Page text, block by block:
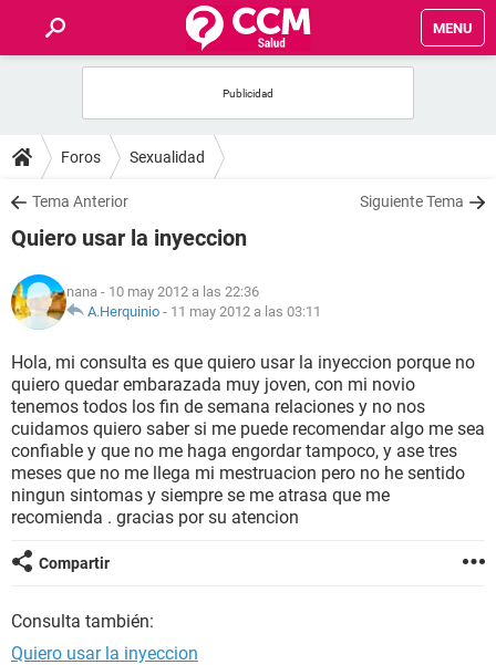
MENU
FOROS
SALUD
FAMILIA
NUTRICIÓN
BIENESTAR
SEXUALIDAD
GLOSARIO
Foros Sexualidad
Tema Anterior Siguiente Tema
Quiero usar la inyeccion
nana - 10 may 2012 a las 22:36
A.Herquinio - 11 may 2012 a las 03:11
Hola, mi consulta es que quiero usar la inyeccion porque no
quiero quedar embarazada muy joven, con mi novio
tenemos todos los fin de semana relaciones y no nos
cuidamos quiero saber si me puede recomendar algo me sea
confiable y que no me haga engordar tampoco, y ase tres
meses que no me llega mi mestruacion pero no he sentido
ningun sintomas y siempre se me atrasa que me
recomienda . gracias por su atencion
Compartir
Consulta también:
Quiero usar la inyeccion